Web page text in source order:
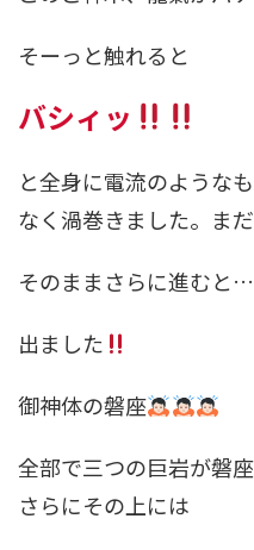
そーっと触れると
バシィッ
と全身に電流のような
なく渦巻きました。ま
そのままさらに進むと…
出ました
御神体の磐座
全部で三つの巨岩が磐
さらにその上には